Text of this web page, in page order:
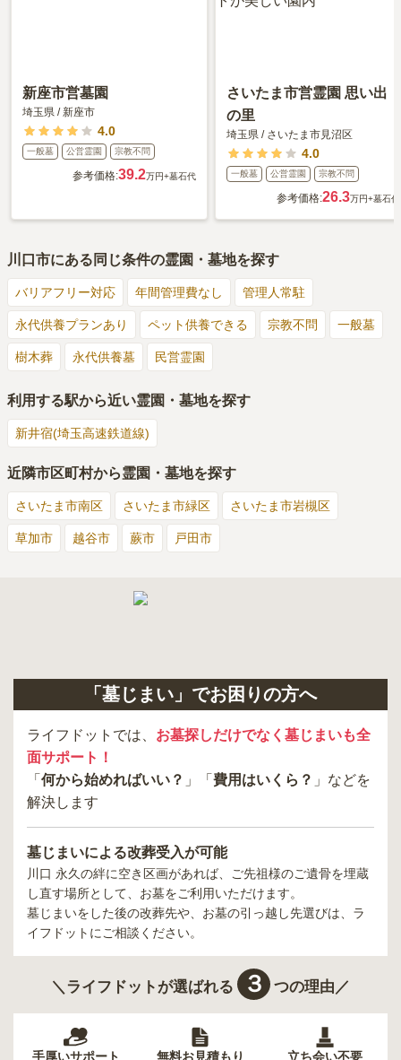
新座市営墓園
埼玉県 /新座市
4.0
一般墓 公営霊園 宗教不問
参考価格:39.2万円+墓石代
さいたま市営霊園 思い出
の里
埼玉県 / さいたま市見沼区
4.0
一般墓 公営霊園 宗教不問
参考価格:26.3万円+墓石代
川口市にある同じ条件の霊園・墓地を探す
バリアフリー対応 年間管理費なし 管理人常駐
永代供養プランあり ペット供養できる 宗教不問 一般墓
樹木葬 永代供養墓 民営霊園
利用する駅から近い霊園・墓地を探す
新井宿(埼玉高速鉄道線)
近隣市区町村から霊園・墓地を探す
さいたま市南区 さいたま市緑区 さいたま市岩槻区
草加市 越谷市 蕨市 戸田市
「墓じまい」でお困りの方へ
ライフドットでは、 お墓探しだけでなく墓じまいも全
面サポート！
「 何から始めればいい？ 」「 費用はいくら？ 」などを
解決します
墓じまいによる改葬受入が可能
川口 永久の絆に空き区画があれば、ご先祖様のご遺骨を埋蔵
し直す場所として、お墓をご利用いただけます。
墓じまいをした後の改葬先や、お墓の引っ越し先選びは、ラ
イフドットにご相談ください。
＼ライフドットが選ばれる ３ つの理由／
手厚いサポート 無料お見積もり 立ち会い不要